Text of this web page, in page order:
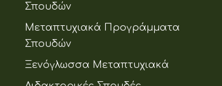
Σπουδών
Μεταπτυχιακά Προγράμματα
Σπουδών
Ξενόγλωσσα Μεταπτυχιακά